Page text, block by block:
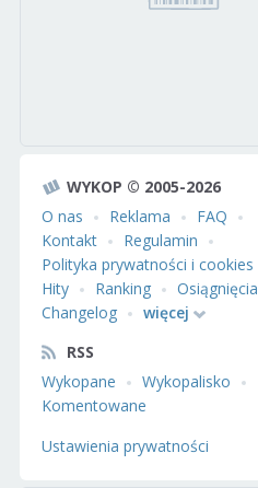
WYKOP © 2005-2026
O nas
Reklama
FAQ
Kontakt
Regulamin
Polityka prywatności i cookies
Hity
Ranking
Osiągnięcia
Changelog
więcej
RSS
Wykopane
Wykopalisko
Komentowane
Ustawienia prywatności